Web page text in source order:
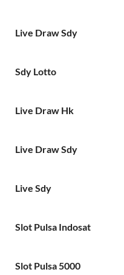
Live Draw Sdy
Sdy Lotto
Live Draw Hk
Live Draw Sdy
Live Sdy
Slot Pulsa Indosat
Slot Pulsa 5000